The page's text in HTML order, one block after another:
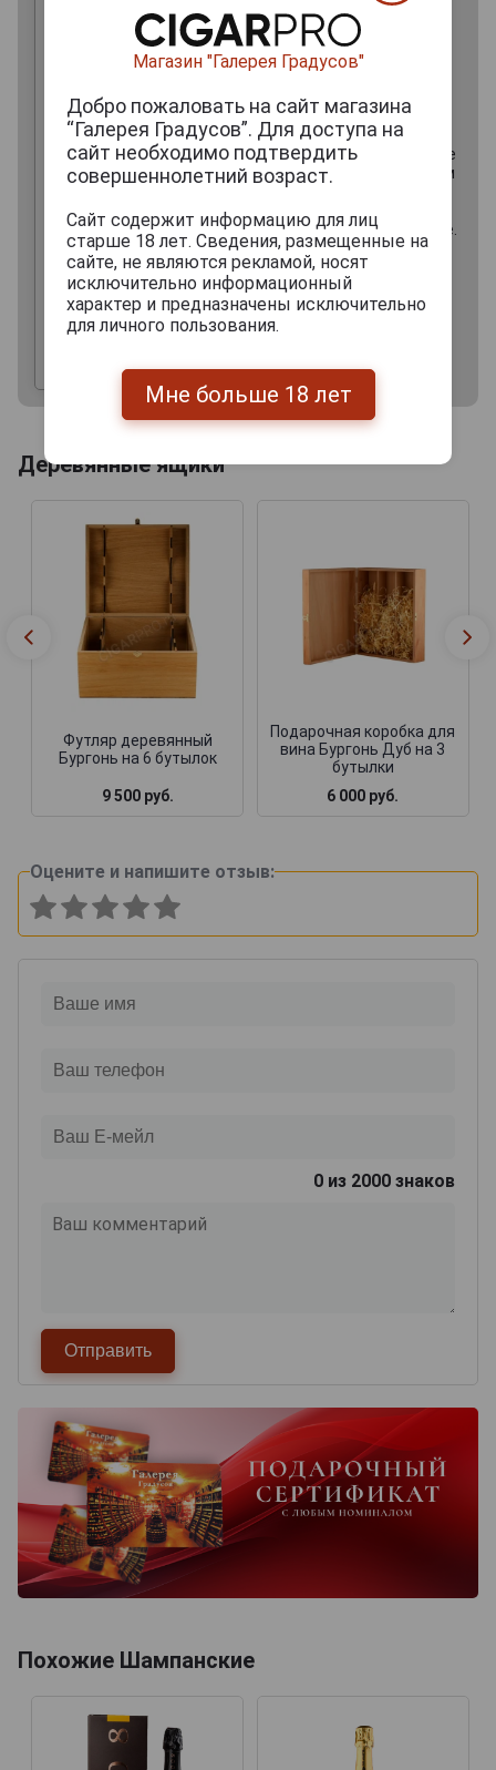
- Champagne- Шампа́нское — игристое
вино, произведённое во французском
регионе Шампань из установленных
сортов винограда методом
вторичного брожения вина в бутылке.
- Rose Brut — прекрасный цветок,
"роза в бокале", олицетворяющая
больше четырех десятилетий назад.
Деревянные ящики
Футляр деревянный
Бургонь на 6 бутылок
9 500 руб.
Подарочная коробка для
вина Бургонь Дуб на 3
бутылки
6 000 руб.
Оцените и напишите отзыв:
0 из 2000 знаков
Похожие Шампанские
Магазин "Галерея Градусов"
Добро пожаловать на сайт магазина
“Галерея Градусов”. Для доступа на
сайт необходимо подтвердить
совершеннолетний возраст.
Сайт содержит информацию для лиц
старше 18 лет. Сведения, размещенные на
сайте, не являются рекламой, носят
исключительно информационный
характер и предназначены исключительно
для личного пользования.
Мне больше 18 лет